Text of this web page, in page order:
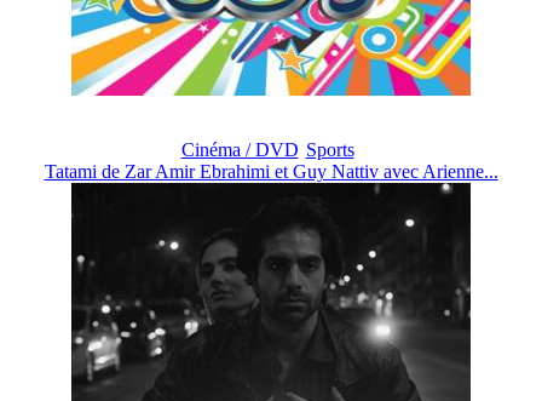
Cinéma / DVD Sports
Tatami de Zar Amir Ebrahimi et Guy Nattiv avec Arienne...